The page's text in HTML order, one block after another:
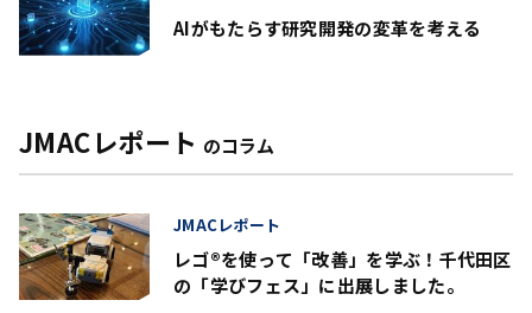
AIがもたらす研究開発の変革を考える
JMACレポート のコラム
レゴ®を使って「改善」を学ぶ！千代田区
の「学びフェス」に出展しました。
JMACレポート